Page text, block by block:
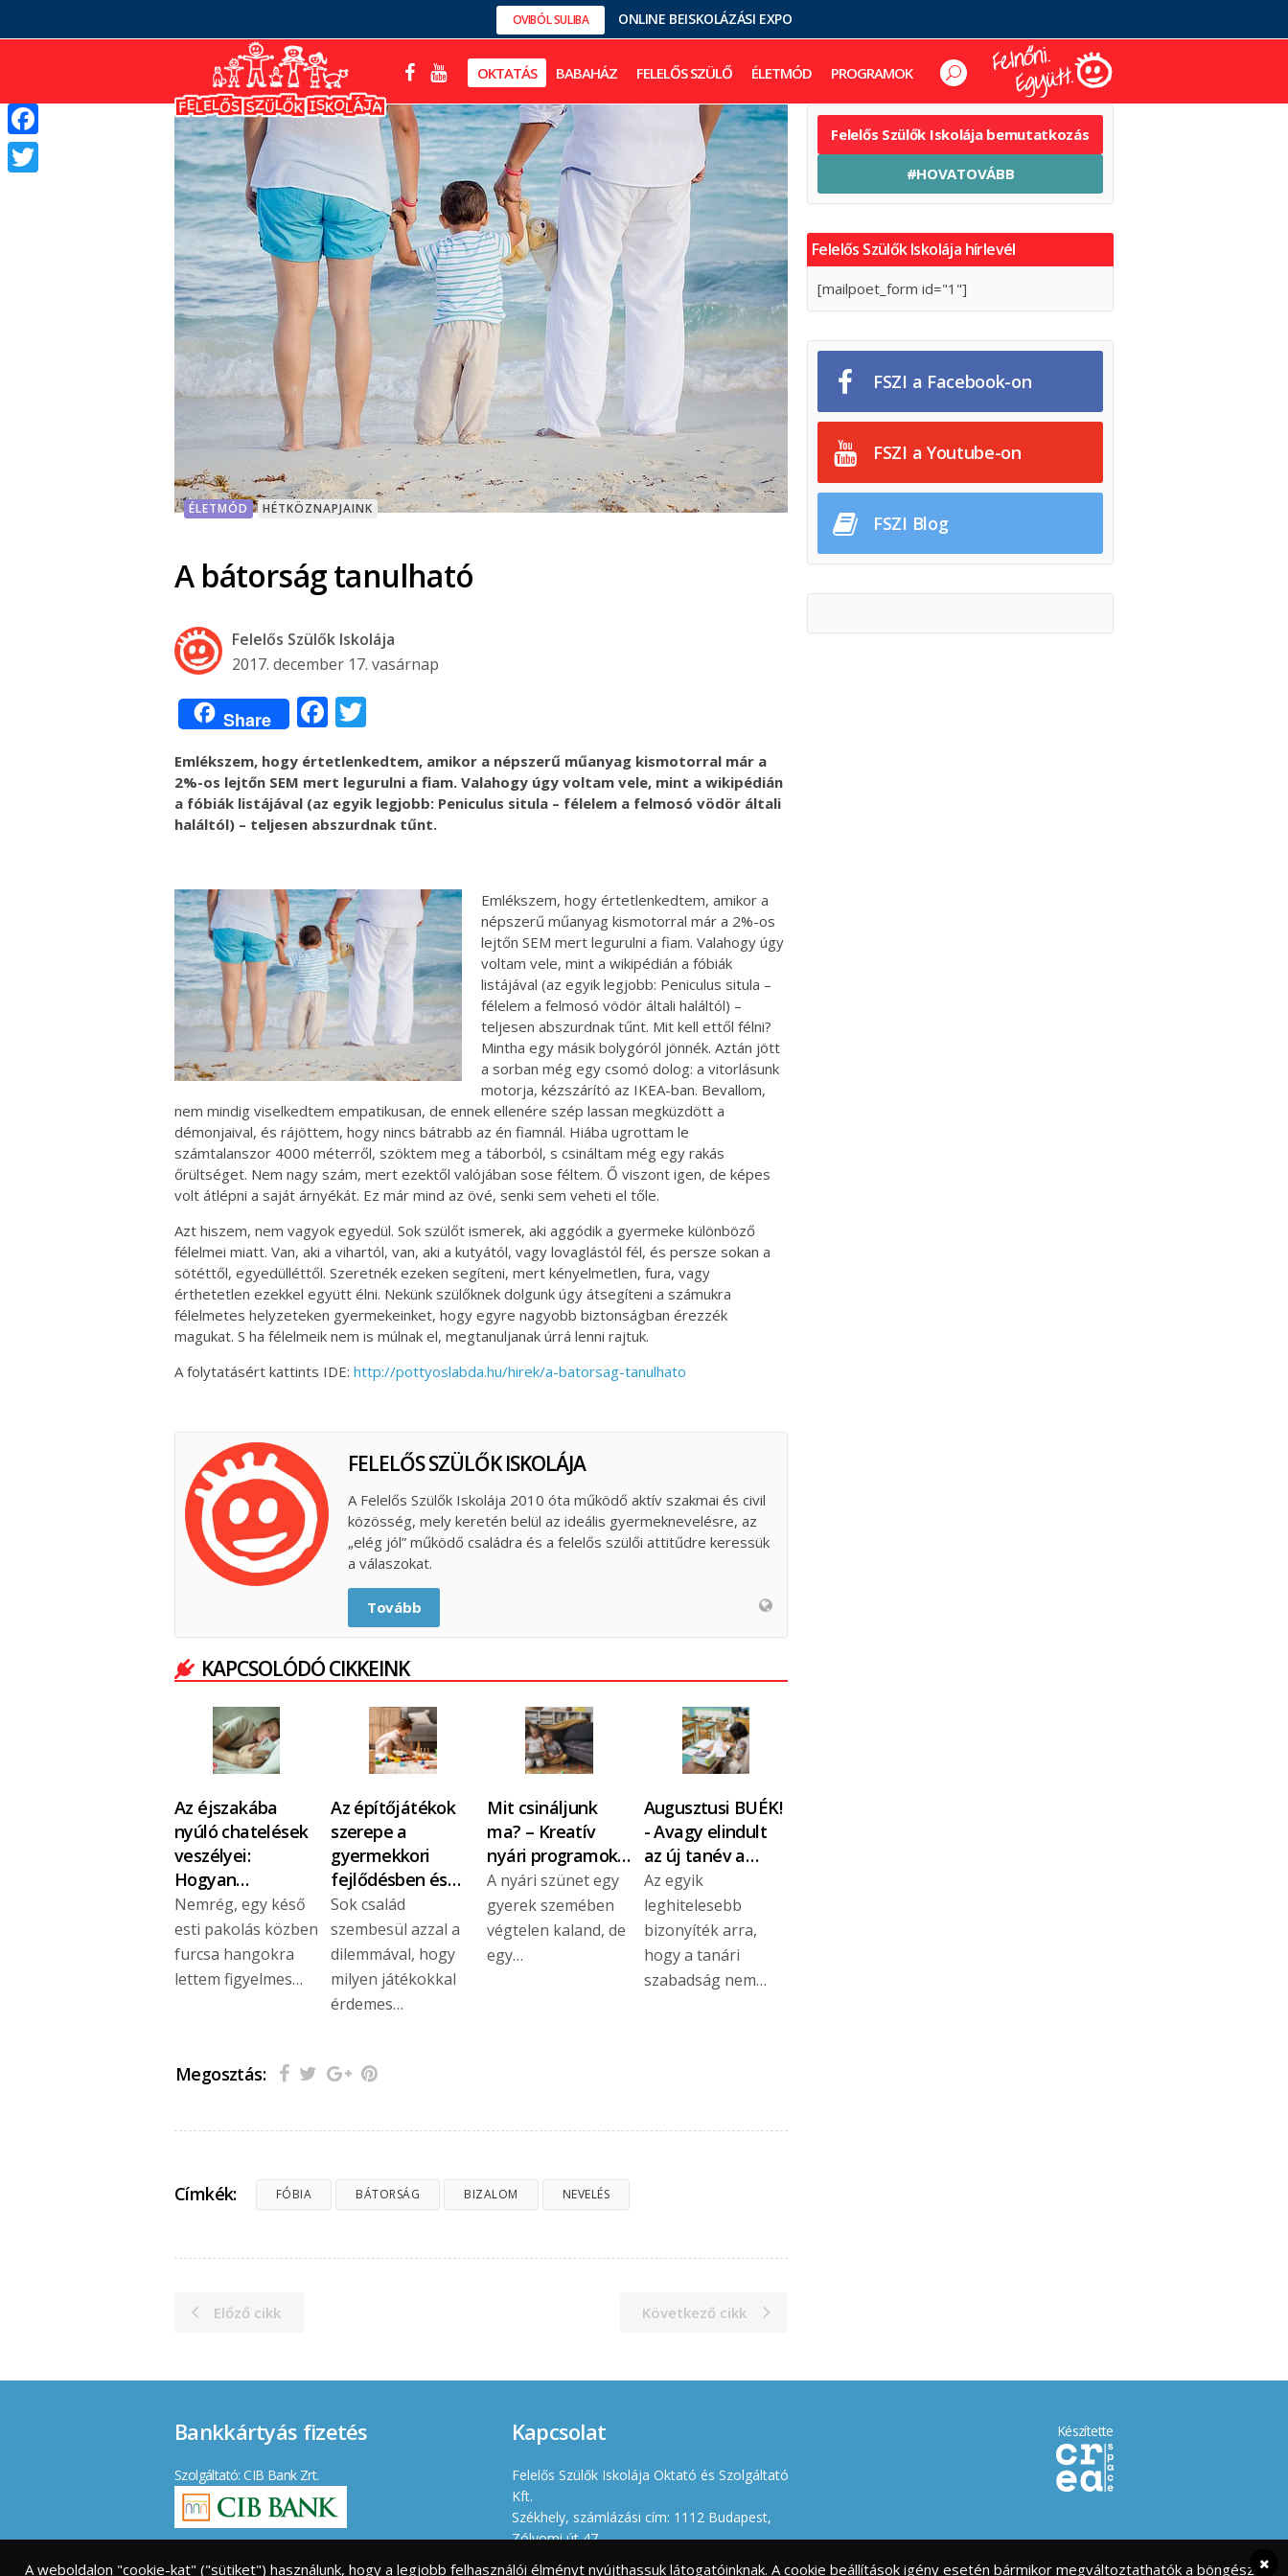
OVIBÓL SULIBA ONLINE BEISKOLÁZÁSI EXPO
OKTATÁS BABAHÁZ FELELŐS SZÜLŐ ÉLETMÓD PROGRAMOK
ÉLETMÓD HÉTKÖZNAPJAINK
A bátorság tanulható
Felelős Szülők Iskolája
2017. december 17. vasárnap
Share Facebook
Emlékszem, hogy értetlenkedtem, amikor a népszerű műanyag kismotorral már a
2%-os lejtőn SEM mert legurulni a fiam. Valahogy úgy voltam vele, mint a wikipédián
a fóbiák listájával (az egyik legjobb: Peniculus situla – félelem a felmosó vödör általi
haláltól) – teljesen abszurdnak tűnt.
Emlékszem, hogy értetlenkedtem, amikor a
népszerű műanyag kismotorral már a 2%-os
lejtőn SEM mert legurulni a fiam. Valahogy úgy
voltam vele, mint a wikipédián a fóbiák
listájával (az egyik legjobb: Peniculus situla –
félelem a felmosó vödör általi haláltól) –
teljesen abszurdnak tűnt. Mit kell ettől félni?
Mintha egy másik bolygóról jönnék. Aztán jött
a sorban még egy csomó dolog: a vitorlásunk
motorja, kézszárító az IKEA-ban. Bevallom,
nem mindig viselkedtem empatikusan, de ennek ellenére szép lassan megküzdött a
démonjaival, és rájöttem, hogy nincs bátrabb az én fiamnál. Hiába ugrottam le
számtalanszor 4000 méterről, szöktem meg a táborból, s csináltam még egy rakás
őrültséget. Nem nagy szám, mert ezektől valójában sose féltem. Ő viszont igen, de képes
volt átlépni a saját árnyékát. Ez már mind az övé, senki sem veheti el tőle.
Azt hiszem, nem vagyok egyedül. Sok szülőt ismerek, aki aggódik a gyermeke különböző
félelmei miatt. Van, aki a vihartól, van, aki a kutyától, vagy lovaglástól fél, és persze sokan a
sötéttől, egyedülléttől. Szeretnék ezeken segíteni, mert kényelmetlen, fura, vagy
érthetetlen ezekkel együtt élni. Nekünk szülőknek dolgunk úgy átsegíteni a számukra
félelmetes helyzeteken gyermekeinket, hogy egyre nagyobb biztonságban érezzék
magukat. S ha félelmeik nem is múlnak el, megtanuljanak úrrá lenni rajtuk.
A folytatásért kattints IDE: http://pottyoslabda.hu/hirek/a-batorsag-tanulhato
FELELŐS SZÜLŐK ISKOLÁJA
A Felelős Szülők Iskolája 2010 óta működő aktív szakmai és civil
közösség, mely keretén belül az ideális gyermeknevelésre, az
„elég jól” működő családra és a felelős szülői attitűdre keressük
a válaszokat.
Tovább
KAPCSOLÓDÓ CIKKEINK
Az éjszakába
nyúló chatelések
veszélyei:
Hogyan…
Nemrég, egy késő
esti pakolás közben
furcsa hangokra
lettem figyelmes…
Az építőjátékok
szerepe a
gyermekkori
fejlődésben és…
Sok család
szembesül azzal a
dilemmával, hogy
milyen játékokkal
érdemes…
Mit csináljunk
ma? – Kreatív
nyári programok…
A nyári szünet egy
gyerek szemében
végtelen kaland, de
egy…
Augusztusi BUÉK!
- Avagy elindult
az új tanév a…
Az egyik
leghitelesebb
bizonyíték arra,
hogy a tanári
szabadság nem…
Megosztás:
Címkék: FÓBIA BÁTORSÁG BIZALOM NEVELÉS
Előző cikk Következő cikk
Felelős Szülők Iskolája bemutatkozás
#HOVATOVÁBB
Felelős Szülők Iskolája hírlevél
[mailpoet_form id="1"]
FSZI a Facebook-on
FSZI a Youtube-on
FSZI Blog
Bankkártyás fizetés
Szolgáltató: CIB Bank Zrt.
Kapcsolat
Felelős Szülők Iskolája Oktató és Szolgáltató
Kft.
Székhely, számlázási cím: 1112 Budapest,
Zólyomi út 47.
Készítette
Facebook
A weboldalon "cookie-kat" ("sütiket") használunk, hogy a legjobb felhasználói élményt nyújthassuk látogatóinknak. A cookie beállítások igény esetén bármikor megváltoztathatók a böngésző